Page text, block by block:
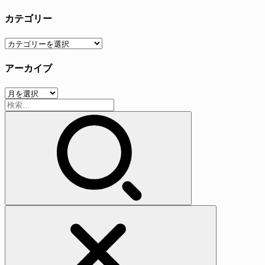
カテゴリー
カ
ゴ
ー
アーカイブ
ア
ー
検
索: